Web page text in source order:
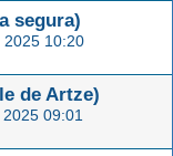
segura)
2025 10:20
de Artze)
2025 09:01